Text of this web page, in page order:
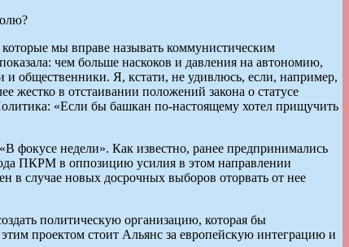
мы вправе называть коммунистическим
чем больше наскоков и давления на автономию,
общественники. Я, кстати, не удивлюсь, если, например,
жестко в отстаивании положений закона о статусе
«Если бы башкан по-настоящему хотел прищучить
фокусе недели». Как известно, ранее предпринимались
ПКРМ в оппозицию усилия в этом направлении
в случае новых досрочных выборов оторвать от нее
политическую организацию, которая бы
проектом стоит Альянс за европейскую интеграцию и